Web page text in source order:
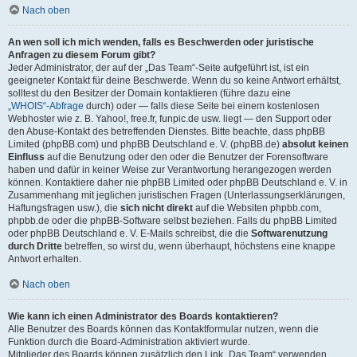
Nach oben
An wen soll ich mich wenden, falls es Beschwerden oder juristische
Anfragen zu diesem Forum gibt?
Jeder Administrator, der auf der „Das Team“-Seite aufgeführt ist, ist ein
geeigneter Kontakt für deine Beschwerde. Wenn du so keine Antwort erhältst,
solltest du den Besitzer der Domain kontaktieren (führe dazu eine
„WHOIS“-Abfrage durch) oder — falls diese Seite bei einem kostenlosen
Webhoster wie z. B. Yahoo!, free.fr, funpic.de usw. liegt — den Support oder
den Abuse-Kontakt des betreffenden Dienstes. Bitte beachte, dass phpBB
Limited (phpBB.com) und phpBB Deutschland e. V. (phpBB.de) absolut keinen
Einfluss auf die Benutzung oder den oder die Benutzer der Forensoftware
haben und dafür in keiner Weise zur Verantwortung herangezogen werden
können. Kontaktiere daher nie phpBB Limited oder phpBB Deutschland e. V. in
Zusammenhang mit jeglichen juristischen Fragen (Unterlassungserklärungen,
Haftungsfragen usw.), die sich nicht direkt auf die Websiten phpbb.com,
phpbb.de oder die phpBB-Software selbst beziehen. Falls du phpBB Limited
oder phpBB Deutschland e. V. E-Mails schreibst, die die Softwarenutzung
durch Dritte betreffen, so wirst du, wenn überhaupt, höchstens eine knappe
Antwort erhalten.
Nach oben
Wie kann ich einen Administrator des Boards kontaktieren?
Alle Benutzer des Boards können das Kontaktformular nutzen, wenn die
Funktion durch die Board-Administration aktiviert wurde.
Mitglieder des Boards können zusätzlich den Link „Das Team“ verwenden.